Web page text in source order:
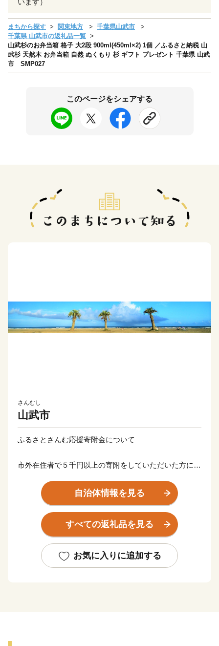
まちから探す 関東地方
千葉県山武市
千葉県 山武市の返礼品一覧
山武杉のお弁当箱 格子 大2段 900ml(450ml×2) 1個 ／ふるさと納税 山
武杉 天然木 お弁当箱 自然 ぬくもり 杉 ギフト プレゼント 千葉県 山武
市 SMP027
このページをシェアする
さんむし
山武市
ふるさとさんむ応援寄附金について
市外在住者で５千円以上の寄附をしていただいた方に
品をお送りいたします。
【ご注意】
※お礼の品の送付は、山武市外にお住まいの方に限らせ
※お礼の品のお届けには1～2ヶ月程度かかることがあり
自治体情報を見る
すべての返礼品を見る
お気に入りに追加する